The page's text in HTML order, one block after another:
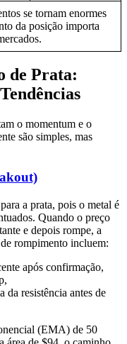
se tornam enormes
da posição importa
de Prata:
o momentum e o
são simples, mas
a prata, pois o metal é
Quando o preço
e depois rompe, a
rompimento incluem:
após confirmação,
da resistência antes de
(EMA) de 50